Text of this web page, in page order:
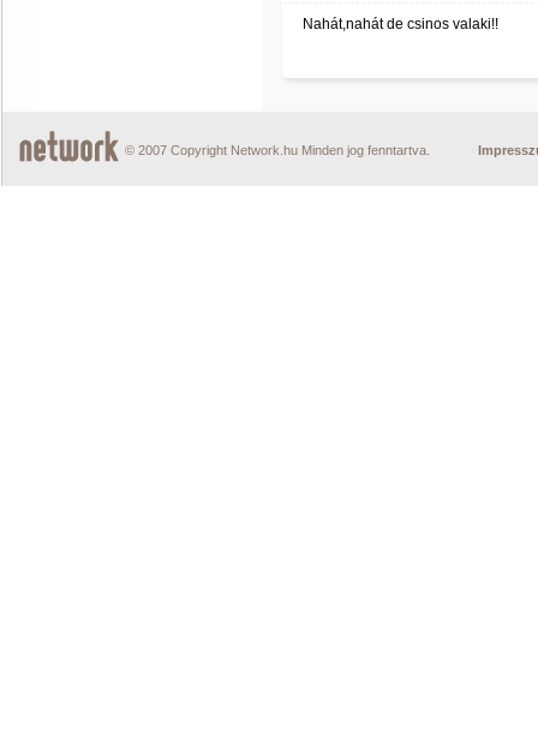
Nahát,nahát de csinos valaki!!
© 2007 Copyright Network.hu Minden jog fenntartva.